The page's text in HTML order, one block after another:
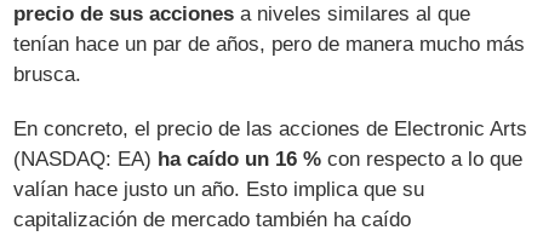
precio de sus acciones a niveles similares al que
tenían hace un par de años, pero de manera mucho más
brusca.
En concreto, el precio de las acciones de Electronic Arts
(NASDAQ: EA) ha caído un 16 % con respecto a lo que
valían hace justo un año. Esto implica que su
capitalización de mercado también ha caído